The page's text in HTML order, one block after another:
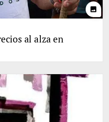
photo
al alza en